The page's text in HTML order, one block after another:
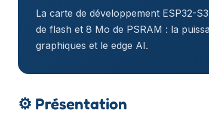
La carte de développement ESP32-
de flash et 8 Mo de PSRAM : la
graphiques et le edge AI.
⚙️ Présentation